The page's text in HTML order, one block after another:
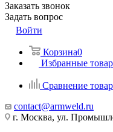
Заказать звонок
Задать вопрос
Войти
Корзина0
Избранные
Сравнение
contact@armweld.ru
г. Москва, ул.